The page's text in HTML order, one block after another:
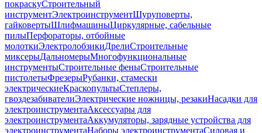
покраскуСтроительный
инструментЭлектроинструментШуруповерты,
гайковертыШлифмашиныЦиркулярные, сабельные
пилыПерфораторы, отбойные
молоткиЭлектролобзикиДрелиСтроительные
миксерыДальномерыМногофункциональные
инструментыСтроительные феныСтроительные
пистолетыФрезерыРубанки, стамески
электрическиеКраскопультыСтеплеры,
гвоздезабивателиЭлектрические ножницы, резакиНасадки для
электроинструментаАксессуары для
электроинструментаАккумуляторы, зарядные устройства для
электроинструментаНаборы электроинструментаСиловая и